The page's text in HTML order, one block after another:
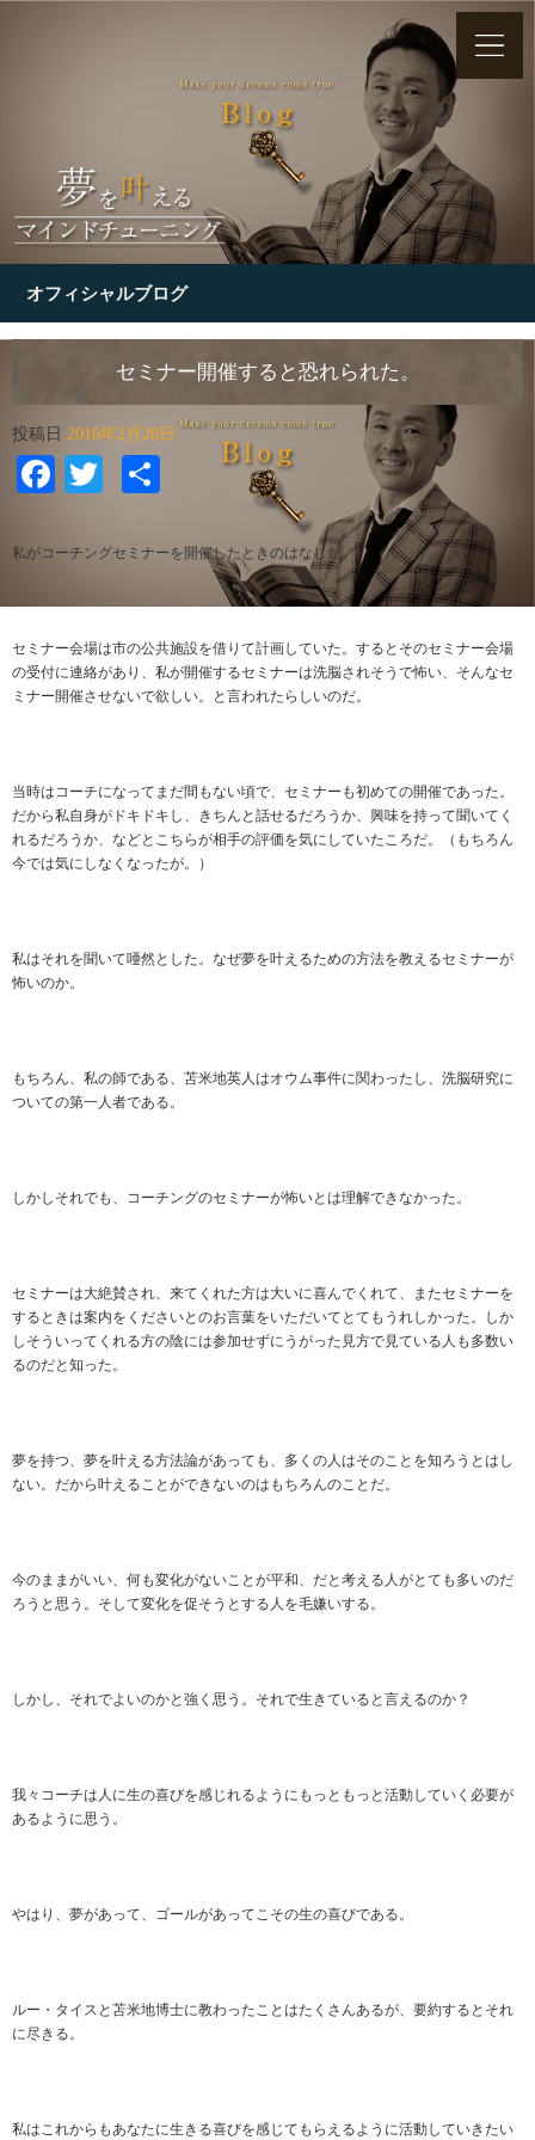
オフィシャルブログ
セミナー開催すると恐れられた。
投稿日 2016年2月20日
Facebook
Twitter
私がコーチングセミナーを開催したときのはなしだ。
セミナー会場は市の公共施設を借りて計画していた。するとそのセミナー会場
の受付に連絡があり、私が開催するセミナーは洗脳されそうで怖い、そんなセ
ミナー開催させないで欲しい。と言われたらしいのだ。
当時はコーチになってまだ間もない頃で、セミナーも初めての開催であった。
だから私自身がドキドキし、きちんと話せるだろうか、興味を持って聞いてく
れるだろうか、などとこちらが相手の評価を気にしていたころだ。（もちろん
今では気にしなくなったが。）
私はそれを聞いて唖然とした。なぜ夢を叶えるための方法を教えるセミナーが
怖いのか。
もちろん、私の師である、苫米地英人はオウム事件に関わったし、洗脳研究に
ついての第一人者である。
しかしそれでも、コーチングのセミナーが怖いとは理解できなかった。
セミナーは大絶賛され、来てくれた方は大いに喜んでくれて、またセミナーを
するときは案内をくださいとのお言葉をいただいてとてもうれしかった。しか
しそういってくれる方の陰には参加せずにうがった見方で見ている人も多数い
るのだと知った。
夢を持つ、夢を叶える方法論があっても、多くの人はそのことを知ろうとはし
ない。だから叶えることができないのはもちろんのことだ。
今のままがいい、何も変化がないことが平和、だと考える人がとても多いのだ
ろうと思う。そして変化を促そうとする人を毛嫌いする。
しかし、それでよいのかと強く思う。それで生きていると言えるのか？
我々コーチは人に生の喜びを感じれるようにもっともっと活動していく必要が
あるように思う。
やはり、夢があって、ゴールがあってこその生の喜びである。
ルー・タイスと苫米地博士に教わったことはたくさんあるが、要約するとそれ
に尽きる。
私はこれからもあなたに生きる喜びを感じてもらえるように活動していきたい